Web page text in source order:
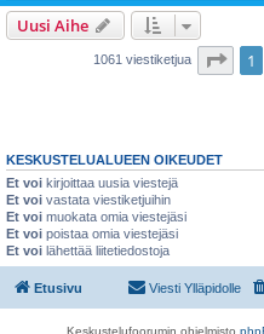
Uusi Aihe
1061 viestiketjua Sivu1
KESKUSTELUALUEEN OIKEUDET
Et voi kirjoittaa uusia viestejä
Et voi vastata viestiketjuihin
Et voi muokata omia viestejäsi
Et voi poistaa omia viestejäsi
Et voi lähettää liitetiedostoja
Etusivu Viesti Ylläpidolle
Keskustelufoorumin ohjelmisto